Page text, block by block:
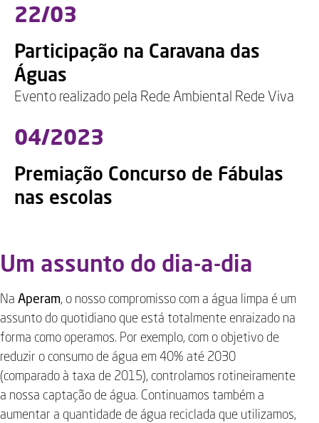
22/03
Participação na Caravana das
Águas
Evento realizado pela Rede Ambiental Rede Viva
04/2023
Premiação Concurso de Fábulas
nas escolas
Um assunto do dia-a-dia
Na Aperam, o nosso compromisso com a água limpa é um
assunto do quotidiano que está totalmente enraizado na
forma como operamos. Por exemplo, com o objetivo de
reduzir o consumo de água em 40% até 2030
(comparado à taxa de 2015), controlamos rotineiramente
a nossa captação de água. Continuamos também a
aumentar a quantidade de água reciclada que utilizamos,